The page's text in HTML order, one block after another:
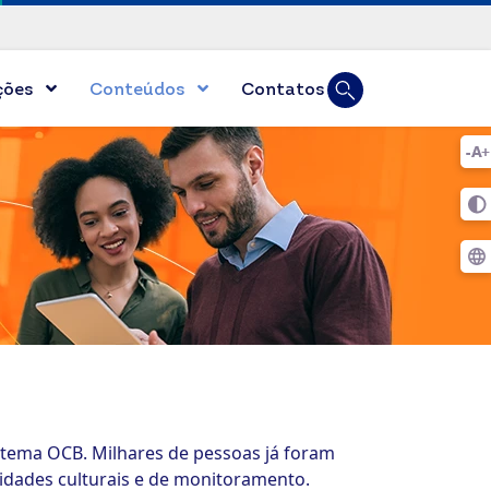
Busca
Digite duas ou
Conteúdos Contatos
OCB. Milhares de pessoas já foram
culturais e de monitoramento.